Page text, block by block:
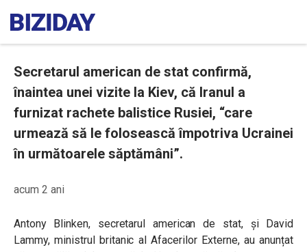
Secretarul american de stat confirmă,
înaintea unei vizite la Kiev, că Iranul a
furnizat rachete balistice Rusiei, “care
urmează să le folosească împotriva Ucrainei
în următoarele săptămâni”.
acum 2 ani
Antony Blinken, secretarul american de stat, și David
Lammy, ministrul britanic al Afacerilor Externe, au anunțat